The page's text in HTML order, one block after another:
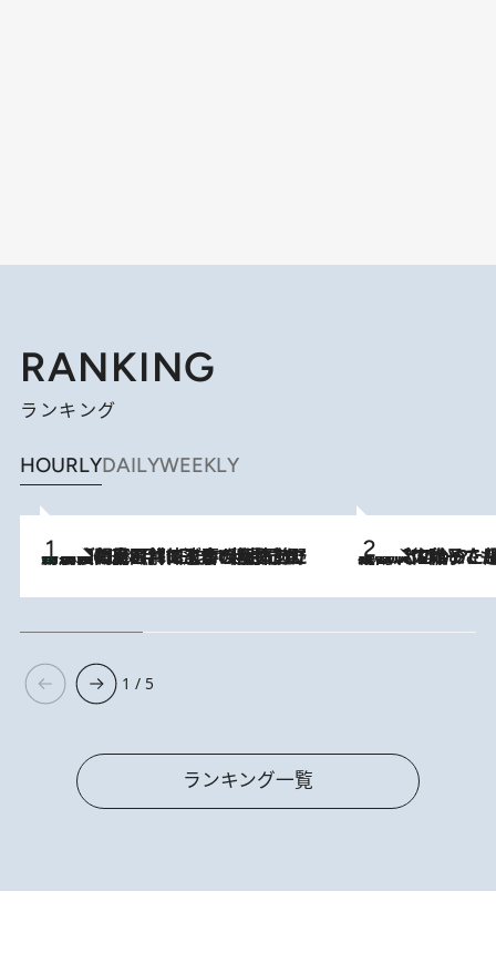
RANKING
ランキング
HOURLYDAILYWEEKLY
2026.8.8
「最後に見られてよかった」上野動物園の東園パンダ舎が解体前に特別公開。8月16日まで延長されたパネル展と共に辿る“半世紀”のパンダ飼育《解体工事の図面あり》 2026.8.5
【阿川佐和子さんの年とる力】なぜ70代で始めた趣味は“こんなに楽しい”のか？ ピアノ、俳句…スランプに陥っても続けられる“ある秘訣”とは
1 / 5
ランキング一覧